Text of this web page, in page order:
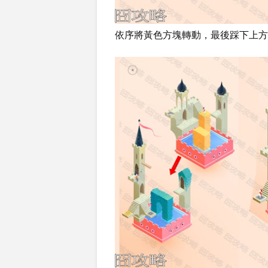
依序將黃色方塊轉動，最後踩下上